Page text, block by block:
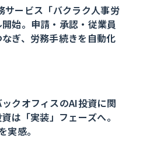
サービス「バクラク人事労
始。申請・承認・従業員
ぎ、労務手続きを自動化
クオフィスのAI投資に関
は「実装」フェーズへ。
実感。